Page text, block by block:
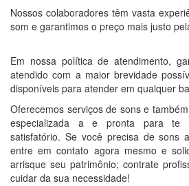
Nossos colaboradores têm vasta
som e garantimos o preço mais justo
Em nossa política de atendimento,
atendido com a maior brevidade
disponíveis para atender em qualquer
Oferecemos serviços de sons e
especializada a e pronta para te
satisfatório. Se você precisa de sons
entre em contato agora mesmo e
arrisque seu patrimônio; contrate
cuidar da sua necessidade!